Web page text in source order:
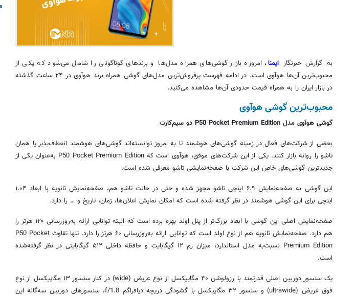
به گزارش خبرنگار ایمنا، امروزه بازار گوشی‌های همراه مدل‌ها و برندهای گوناگونی را شامل می‌شود که یکی از
محبوب‌ترین آن‌ها هوآوی است. در ادامه فهرست پرفروش‌ترین مدل‌های گوشی همراه برند هوآوی
در ۲۴ ساعت گذشته
در بازار ایران را به همراه قیمت حدودی آن‌ها مشاهده می‌کنید.
محبوب‌ترین گوشیهوآوی
گوشی هوآوی مدل P50 Pocket Premium Edition دو سیم‌کارت
بعضی از شرکت‌های فعال در زمینه گوشی‌های هوشمند تا به امروز توانسته‌اند گوشی‌های هوشمند انعطاف‌پذیر یا همان
تاشورا روانه بازار کنند. یکی از این شرکت‌های موفق، هوآوی
است که P50 Pocket Premium Edition به‌عنوان یکی از
جدیدترین گوشی‌های خاص این شرکت با صفحه‌نمایشی تاشو معرفی شده است.
این گوشی به صفحه‌نمایش ۶.۹ اینچی
تاشومجهز شده و حتی در حالتتاشو
هم، صفحه‌نمایش ثانویه با ابعاد ۱.۰۴
اینچی برای این گوشی هوشمند در نظر گرفته شده است که امکان نمایش اعلان‌ها، زمان، تاریخ و … را دارد.
صفحه‌نمایش اصلی این گوشی با ابعاد بزرگ‌تر از پنل اولد
بهره برده است که البته توانایی ارائه به‌روزرسانی ۱۲۰ هرتز را
هم دارد. صفحه‌نمایش ثانویه هم از نوع اولد
است که توانایی ارائه به‌روزرسانی ۶۰ هرتز را دارد. تنها تفاوت P50 Pocket
Premium Edition نسبت‌به مدل استاندارد، میزان رم ۱۲ گیگابایت و حافظه داخلی ۵۱۲ گیگابایتی در نظر گرفته‌شده
است.
یک سنسور دوربین اصلی قدرتمند با رزولوشن ۴۰ مگاپیکسل از نوع عریض (wide) در کنار سنسور ۱۳ مگاپیکسل از نوع
فوق عریض (ultrawide) و سنسور ۳۲ مگاپیکسل با گشودگی دریچه دیافراگم f/1.8، سنسورهای دوربین سه‌گانه این